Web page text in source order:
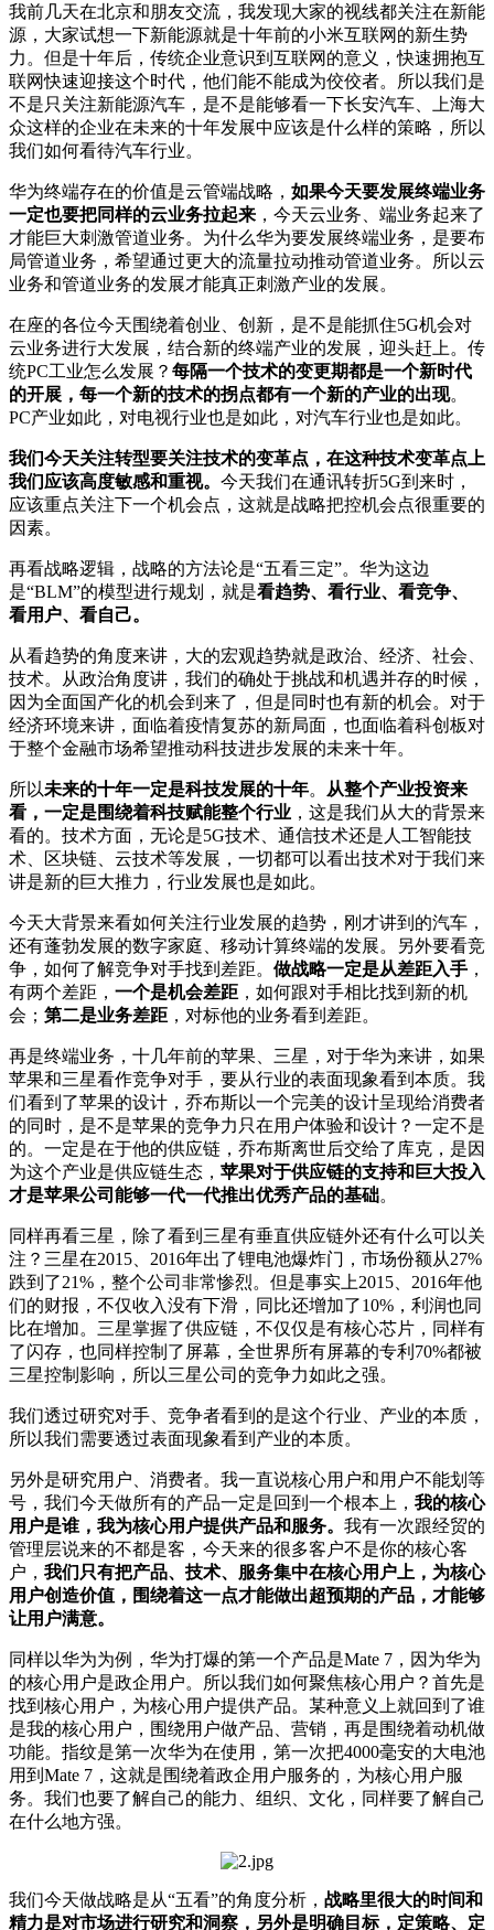
我前几天在北京和朋友交流，我发现大家的视线都关注在新能
源，大家试想一下新能源就是十年前的小米互联网的新生势
力。但是十年后，传统企业意识到互联网的意义，快速拥抱互
联网快速迎接这个时代，他们能不能成为佼佼者。所以我们是
不是只关注新能源汽车，是不是能够看一下长安汽车、上海大
众这样的企业在未来的十年发展中应该是什么样的策略，所以
我们如何看待汽车行业。
华为终端存在的价值是云管端战略， 如果今天要发展终端业务
一定也要把同样的云业务拉起来 ，今天云业务、端业务起来了
才能巨大刺激管道业务。为什么华为要发展终端业务，是要布
局管道业务，希望通过更大的流量拉动推动管道业务。所以云
业务和管道业务的发展才能真正刺激产业的发展。
在座的各位今天围绕着创业、创新，是不是能抓住5G机会对
云业务进行大发展，结合新的终端产业的发展，迎头赶上。传
统PC工业怎么发展？ 每隔一个技术的变更期都是一个新时代
的开展，每一个新的技术的拐点都有一个新的产业的出现。
PC产业如此，对电视行业也是如此，对汽车行业也是如此。
我们今天关注转型要关注技术的变革点，在这种技术变革点上
我们应该高度敏感和重视。 今天我们在通讯转折5G到来时，
应该重点关注下一个机会点，这就是战略把控机会点很重要的
因素。
再看战略逻辑，战略的方法论是“五看三定”。华为这边
是“BLM”的模型进行规划，就是看趋势、看行业、看竞争、
看用户、看自己。
从看趋势的角度来讲，大的宏观趋势就是政治、经济、社会、
技术。从政治角度讲，我们的确处于挑战和机遇并存的时候，
因为全面国产化的机会到来了，但是同时也有新的机会。对于
经济环境来讲，面临着疫情复苏的新局面，也面临着科创板对
于整个金融市场希望推动科技进步发展的未来十年。
所以未来的十年一定是科技发展的十年。
从整个产业投资来
看，一定是围绕着科技赋能整个行业 ，这是我们从大的背景来
看的。技术方面，无论是5G技术、通信技术还是人工智能技
术、区块链、云技术等发展，一切都可以看出技术对于我们来
讲是新的巨大推力，行业发展也是如此。
今天大背景来看如何关注行业发展的趋势，刚才讲到的汽车，
还有蓬勃发展的数字家庭、移动计算终端的发展。另外要看竞
争，如何了解竞争对手找到差距。 做战略一定是从差距入手 ，
有两个差距， 一个是机会差距 ，如何跟对手相比找到新的机
会； 第二是业务差距 ，对标他的业务看到差距。
再是终端业务，十几年前的苹果、三星，对于华为来讲，如果
苹果和三星看作竞争对手，要从行业的表面现象看到本质。我
们看到了苹果的设计，乔布斯以一个完美的设计呈现给消费者
的同时，是不是苹果的竞争力只在用户体验和设计？一定不是
的。一定是在于他的供应链，乔布斯离世后交给了库克，是因
为这个产业是供应链生态， 苹果对于供应链的支持和巨大投入
才是苹果公司能够一代一代推出优秀产品的基础。
同样再看三星，除了看到三星有垂直供应链外还有什么可以关
注？三星在2015、2016年出了锂电池爆炸门，市场份额从27%
跌到了21%，整个公司非常惨烈。但是事实上2015、2016年他
们的财报，不仅收入没有下滑，同比还增加了10%，利润也同
比在增加。三星掌握了供应链，不仅仅是有核心芯片，同样有
了闪存，也同样控制了屏幕，全世界所有屏幕的专利70%都被
三星控制影响，所以三星公司的竞争力如此之强。
我们透过研究对手、竞争者看到的是这个行业、产业的本质，
所以我们需要透过表面现象看到产业的本质。
另外是研究用户、消费者。我一直说核心用户和用户不能划等
号，我们今天做所有的产品一定是回到一个根本上， 我的核心
用户是谁，我为核心用户提供产品和服务。 我有一次跟经贸的
管理层说来的不都是客，今天来的很多客户不是你的核心客
户， 我们只有把产品、技术、服务集中在核心用户上，为核心
用户创造价值，围绕着这一点才能做出超预期的产品，才能够
让用户满意。
同样以华为为例，华为打爆的第一个产品是Mate 7，因为华为
的核心用户是政企用户。所以我们如何聚焦核心用户？首先是
找到核心用户，为核心用户提供产品。某种意义上就回到了谁
是我的核心用户，围绕用户做产品、营销，再是围绕着动机做
功能。指纹是第一次华为在使用，第一次把4000毫安的大电池
用到Mate 7，这就是围绕着政企用户服务的，为核心用户服
务。我们也要了解自己的能力、组织、文化，同样要了解自己
在什么地方强。
我们今天做战略是从“五看”的角度分析， 战略里很大的时间和
精力是对市场进行研究和洞察，另外是明确目标，定策略、定